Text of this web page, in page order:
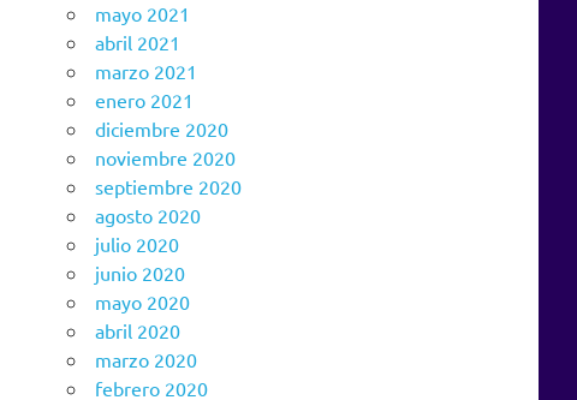
mayo 2021
abril 2021
marzo 2021
enero 2021
diciembre 2020
noviembre 2020
septiembre 2020
agosto 2020
julio 2020
junio 2020
mayo 2020
abril 2020
marzo 2020
febrero 2020